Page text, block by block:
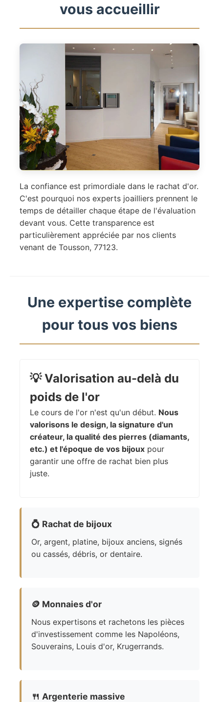
vous accueillir
La confiance est primordiale dans le rachat d'or.
C'est pourquoi nos experts joailliers prennent le
temps de détailler chaque étape de l'évaluation
devant vous. Cette transparence est
particulièrement appréciée par nos clients
venant de Tousson, 77123.
Une expertise complète
pour tous vos biens
💡Valorisation au-delà du
poids de l'or
Le cours de l'or n'est qu'un début. Nous
valorisons le design, la signature d'un
créateur, la qualité des pierres (diamants,
etc.) et l'époque de vos bijoux pour
garantir une offre de rachat bien plus
juste.
💍 Rachat de bijoux
Or, argent, platine, bijoux anciens, signés
ou cassés, débris, or dentaire.
🪙 Monnaies d'or
Nous expertisons et rachetons les pièces
d'investissement comme les Napoléons,
Souverains, Louis d'or, Krugerrands.
🍴 Argenterie massive